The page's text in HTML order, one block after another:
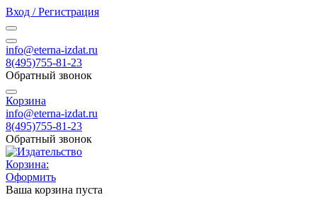
Вход / Регистрация
info@eterna-izdat.ru
8(495)755-81-23
Обратный звонок
Корзина
info@eterna-izdat.ru
8(495)755-81-23
Обратный звонок
Корзина:
Оформить
Ваша корзина пуста